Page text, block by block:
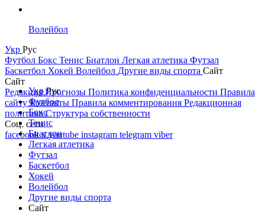
Волейбол
Укр Рус
Футбол Бокс Тенис Биатлон Легкая атлетика Футзал
Баскетбол Хокей Волейбол Другие виды спорта Сайт
Сайт
РедакцияПрогнозы Политика конфиденциальности Правила
сайтуКонтакты Правила комментирования Редакционная
политикаСтруктура собственности
Соц. сети
facebookxyoutube instagram telegram viber
УкрРус
Футбол
Бокс
Тенис
Биатлон
Легкая атлетика
Футзал
Баскетбол
Хокей
Волейбол
Другие виды спорта
Сайт